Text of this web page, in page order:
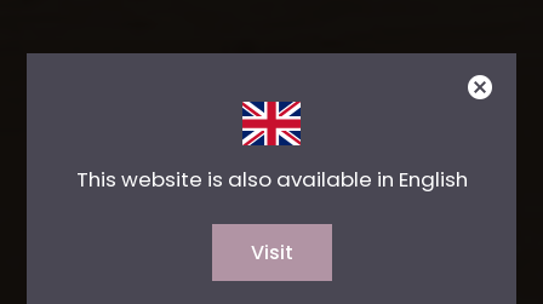
This website is also available in English
Visit